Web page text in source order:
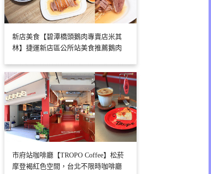
新店美食【碧潭橋頭鵝肉專賣店米其
林】捷運新店區公所站美食推薦鵝肉
市府站咖啡廳【TROPO Coffee】松菸
摩登褐紅色空間，台北不限時咖啡廳